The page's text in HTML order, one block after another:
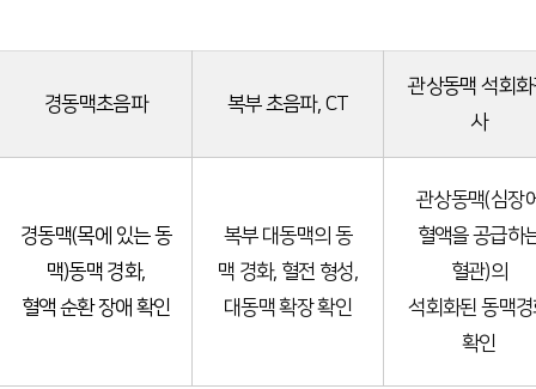
경동맥초음파 복부 초음파, CT
관상동맥 석회
사
경동맥(목에 있는 동
맥)동맥 경화,
혈액 순환 장애 확인
복부 대동맥의 동
맥 경화, 혈전 형성,
대동맥 확장 확인
관상동맥(심장
혈액을 공급하
혈관)의
석회화된 동맥
확인